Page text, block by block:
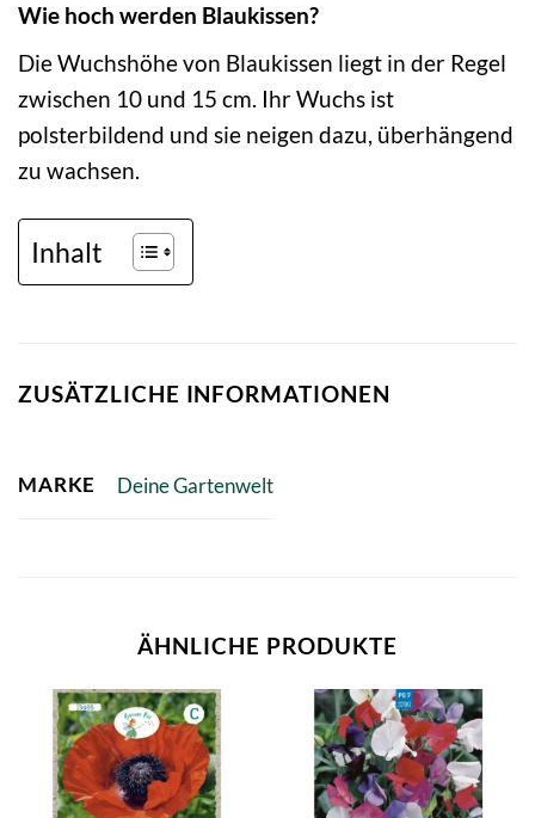
Wie hoch werden Blaukissen?
Die Wuchshöhe von Blaukissen liegt in der Regel
zwischen 10 und 15 cm. Ihr Wuchs ist
polsterbildend und sie neigen dazu, überhängend
zu wachsen.
Inhalt
ZUSÄTZLICHE INFORMATIONEN
MARKE Deine Gartenwelt
ÄHNLICHE PRODUKTE